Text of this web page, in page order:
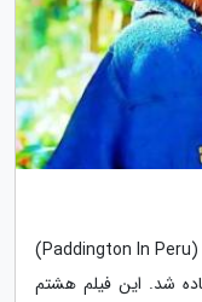
تریلر تازه پدینگتون 3 یا همان پدینگتون در پرو (Paddington In Peru)
شد. این فیلم هشتم